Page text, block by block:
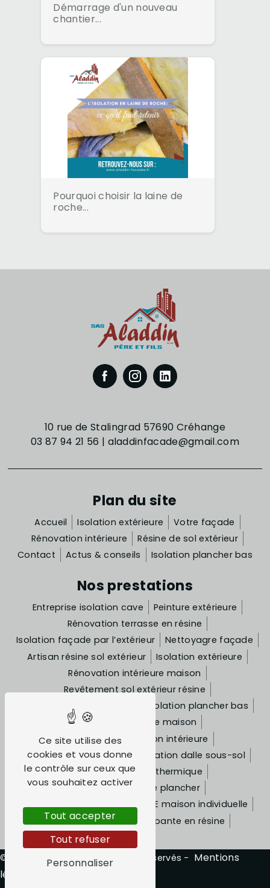
Démarrage d'un nouveau
chantier...
Pourquoi choisir la laine de
roche...
10 rue de Stalingrad 57690 Créhange
03 87 94 21 56 | aladdinfacade@gmail.com
Plan du site
Accueil Isolation extérieure
Votre façade
Rénovation intérieure
Résine de sol extérieur
Contact
Actus & conseils Isolation plancher bas
Nos prestations
Entreprise isolation cave
Peinture extérieure
Rénovation terrasse en résine
Isolation façade par l’extérieur
Nettoyagre façade
Artisan résine sol extérieur
Isolation extérieure
Rénovation intérieure maison
Revêtement sol extérieur résine
Ravalement façade crépi
Isolation plancher bas
Rénovation façade maison
Travaux de rénovation intérieure
Ravalement de façade
Isolation dalle sous-sol
Entreprise isolation thermique
Isolation thermique plancher
Rénovation appartement
ITE maison individuelle
Allée extérieure antidérapante en résine
© Vistalid- 2026 - Tous droits réservés - Mentions
légales
Ce site utilise des
cookies et vous donne
le contrôle sur ceux que
vous souhaitez activer
Tout accepter
Tout refuser
Personnaliser